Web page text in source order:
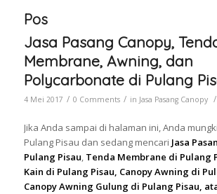
Pos
Jasa Pasang Canopy,
Membrane, Awning, dan
Polycarbonate di Pulang
4 Mei 2017 / 0 Comments / in Jasa Pasang Canopy /
Jika Anda sampai di halaman ini, Anda
Pulang Pisau dan sedang mencari Jasa
Pulang Pisau, Tenda Membrane di Pulang
Kain di Pulang Pisau, Canopy Awning di
Canopy Awning Gulung di Pulang Pisau,